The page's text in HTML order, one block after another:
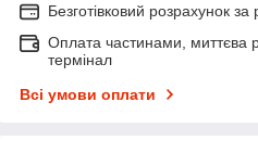
Безготівковий розрахунок
Оплата частинами, миттєва
термінал
Всі умови оплати